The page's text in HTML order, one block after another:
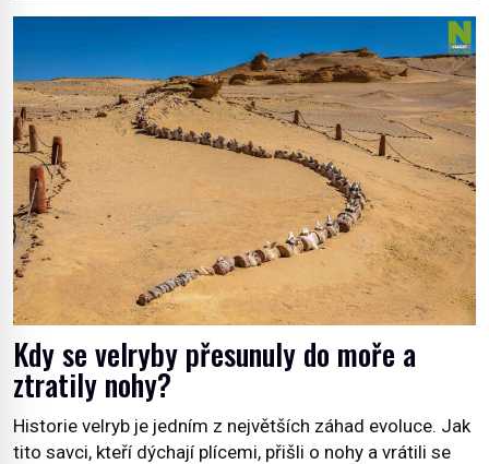
Kdy se velryby přesunuly do moře a
ztratily nohy?
Historie velryb je jedním z největších záhad evoluce. Jak
tito savci, kteří dýchají plícemi, přišli o nohy a vrátili se